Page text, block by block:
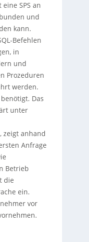
SPS an
und
kann.
Befehlen
in
und
Prozeduren
werden.
Das
unter
zeigt anhand
Anfrage
Betrieb
die
ein.
vor